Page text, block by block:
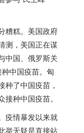
糕。 美国政府
测， 美国正在谋
中国、俄罗斯关
中国疫苗。匈
种了中国疫苗，
种中国疫苗。
疫情暴发以来就
举无疑是直接站